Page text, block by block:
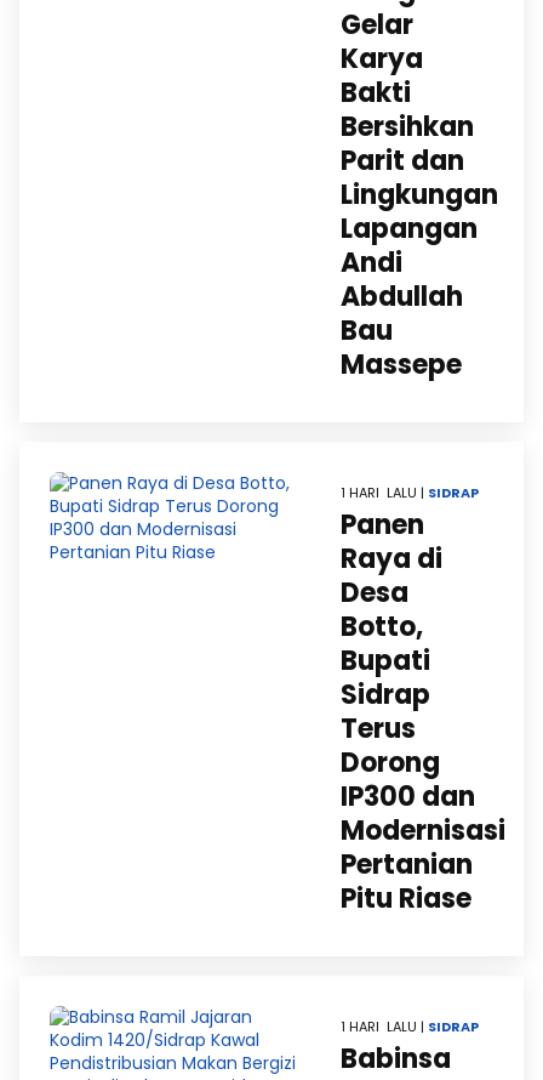
Gelar
Karya
Bakti
Bersihkan
Parit dan
Lingkungan
Lapangan
Andi
Abdullah
Bau
Massepe
1 HARI LALU | SIDRAP
Panen
Raya di
Desa
Botto,
Bupati
Sidrap
Terus
Dorong
IP300 dan
Modernisasi
Pertanian
Pitu Riase
1 HARI LALU | SIDRAP
Babinsa